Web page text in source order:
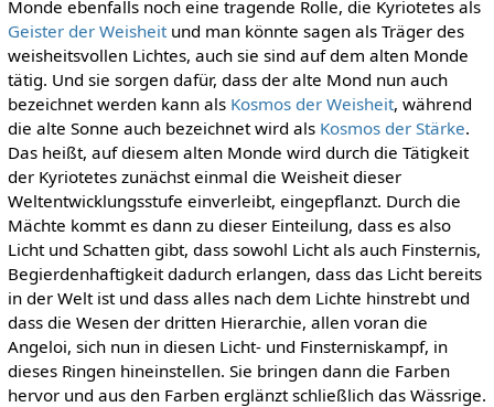
Monde ebenfalls noch eine tragende Rolle, die Kyriotetes als
Geister der Weisheitund man könnte sagen als Träger des
weisheitsvollen Lichtes, auch sie sind auf dem alten Monde
tätig. Und sie sorgen dafür, dass der alte Mond nun auch
bezeichnet werden kann als Kosmos der Weisheit, während
die alte Sonne auch bezeichnet wird als Kosmos der Stärke.
Das heißt, auf diesem alten Monde wird durch die Tätigkeit
der Kyriotetes zunächst einmal die Weisheit dieser
Weltentwicklungsstufe einverleibt, eingepflanzt. Durch die
Mächte kommt es dann zu dieser Einteilung, dass es also
Licht und Schatten gibt, dass sowohl Licht als auch Finsternis,
Begierdenhaftigkeit dadurch erlangen, dass das Licht bereits
in der Welt ist und dass alles nach dem Lichte hinstrebt und
dass die Wesen der dritten Hierarchie, allen voran die
Angeloi, sich nun in diesen Licht- und Finsterniskampf, in
dieses Ringen hineinstellen. Sie bringen dann die Farben
hervor und aus den Farben erglänzt schließlich das Wässrige.